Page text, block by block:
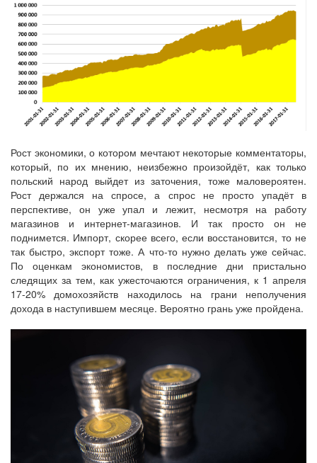
Рост экономики, о котором мечтают некоторые комментаторы,
который, по их мнению, неизбежно произойдёт, как только
польский народ выйдет из заточения, тоже маловероятен.
Рост держался на спросе, а спрос не просто упадёт в
перспективе, он уже упал и лежит, несмотря на работу
магазинов и интернет-магазинов. И так просто он не
поднимется. Импорт, скорее всего, если восстановится, то не
так быстро, экспорт тоже. А что-то нужно делать уже сейчас.
По оценкам экономистов, в последние дни пристально
следящих за тем, как ужесточаются ограничения, к 1 апреля
17-20% домохозяйств находилось на грани неполучения
дохода в наступившем месяце. Вероятно грань уже пройдена.